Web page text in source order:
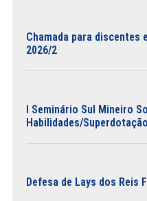
Chamada para discentes
2026/2
I Seminário Sul Mineiro
Habilidades/Superdotação
Defesa de Lays dos Reis